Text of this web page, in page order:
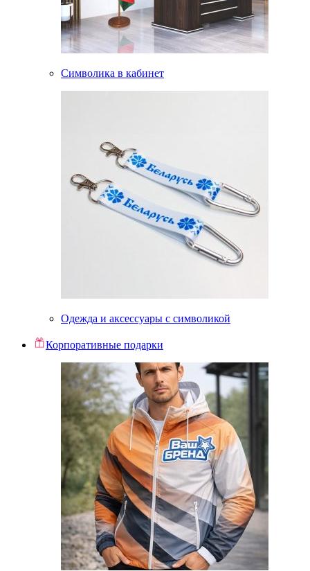
Символика в кабинет
Одежда и аксессуары с символикой
Корпоративные подарки